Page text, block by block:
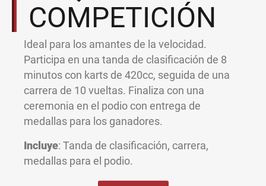
COMPETICIÓN
Ideal para los amantes de la velocidad.
Participa en una tanda de clasificación de 8
minutos con karts de 420cc, seguida de una
carrera de 10 vueltas. Finaliza con una
ceremonia en el podio con entrega de
medallas para los ganadores.
Incluye: Tanda de clasificación, carrera,
medallas para el podio.